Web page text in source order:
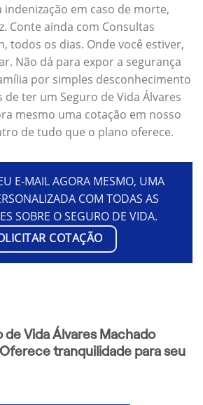
indenização em caso de morte,
Conte ainda com Consultas
todos os dias. Onde você estiver,
Não dá para expor a segurança
por simples desconhecimento
ter um Seguro de Vida Álvares
mesmo uma cotação em nosso
de tudo que o plano oferece.
E-MAIL AGORA MESMO, UMA
COM TODAS AS
SOBRE O SEGURO DE VIDA.
COTAÇÃO
Vida Álvares Machado
tranquilidade para seu